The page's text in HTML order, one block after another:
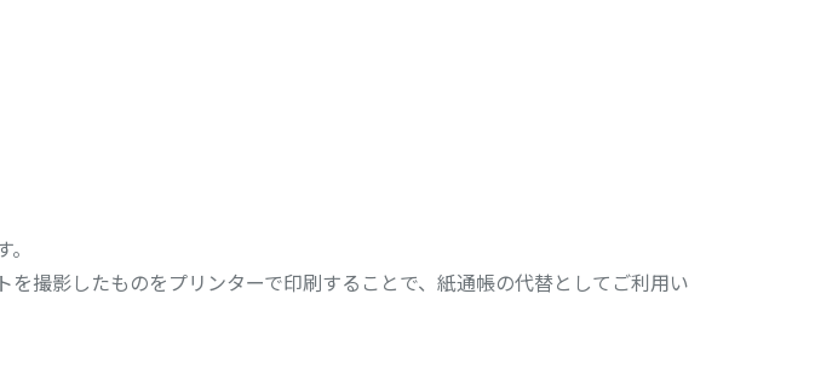
撮影したものをプリンターで印刷することで、紙通帳の代替としてご利用い